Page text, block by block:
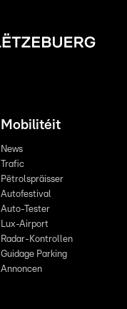
Mobilitéit
News
Trafic
Pëtrolspräisser
Autofestival
Auto-Tester
Lux-Airport
Radar-Kontrollen
Guidage Parking
Annoncen